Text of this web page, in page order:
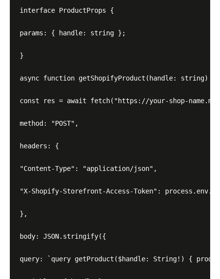
interface ProductProps {
params: { handle: string };
}
async function getShopifyProduct(handle: string) {
const res = await fetch("https://your-shop-
method: "POST",
headers: {
"Content-Type": "application/json",
"X-Shopify-Storefront-Access-Token":
},
body: JSON.stringify({
query: `query getProduct($handle: String!) {